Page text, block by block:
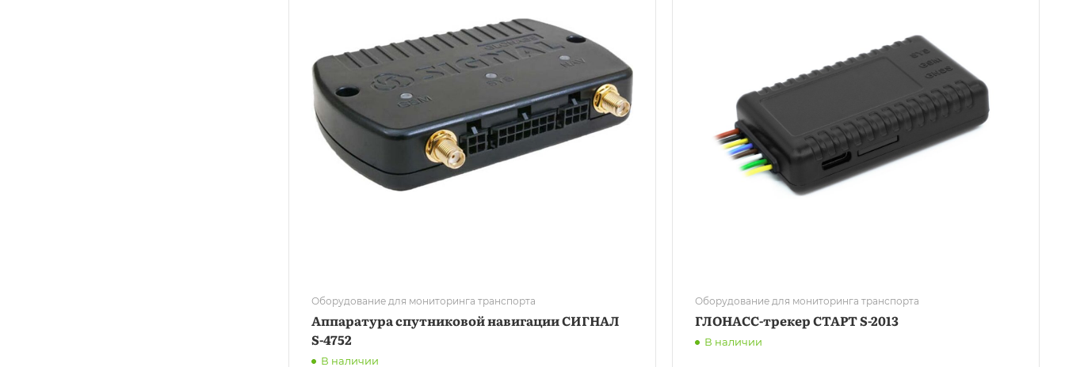
Оборудование для мониторинга транспорта
Аппаратура спутниковой навигации СИГНАЛ
S-4752
В наличии
Оборудование для мониторинга транспорта
ГЛОНАСС-трекер СТАРТ S-2013
В наличии